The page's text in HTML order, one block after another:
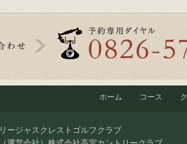
ホーム コース
リージャスクレストゴルフクラブ